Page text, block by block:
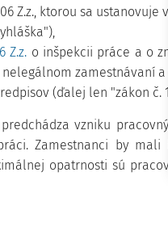
Z.z., ktorou sa ustanovuje
Z.z. o inšpekcii práce a o
zamestnávaní a
(ďalej len "zákon č.
vzniku
Zamestnanci by mali
opatrnosti sú